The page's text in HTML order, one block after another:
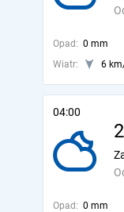
Opad: 0 mm
Wiatr:
6
04:00
Opad: 0 mm